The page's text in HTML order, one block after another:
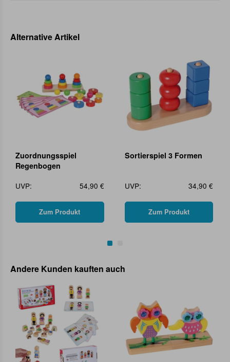
Alternative Artikel
Zuordnungsspiel
Regenbogen
UVP:
54,90 €
Zum Produkt
Sortierspiel 3 Formen
UVP: 34,90 €
Zum Produkt
Andere Kunden kauften auch